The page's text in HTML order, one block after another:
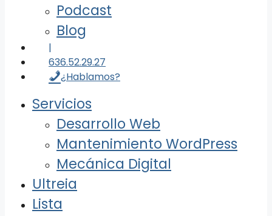
Podcast
Blog
|
636.52.29.27
¿Hablamos?
Servicios
Desarrollo Web
Mantenimiento WordPress
Mecánica Digital
Ultreia
Lista